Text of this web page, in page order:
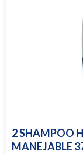
2 SHAMPOO
MANEJABLE